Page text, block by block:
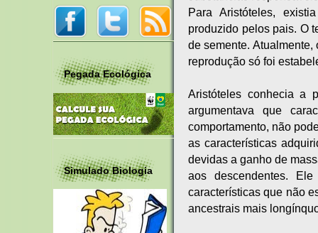
Pegada Ecológica
Simulado Biologia
Para Aristóteles,
produzido pelos pais. O
de semente.
reprodução só foi
Aristóteles conhecia a
argumentava que
comportamento, não
as características
devidas a ganho de
aos descendentes.
características que não
ancestrais mais